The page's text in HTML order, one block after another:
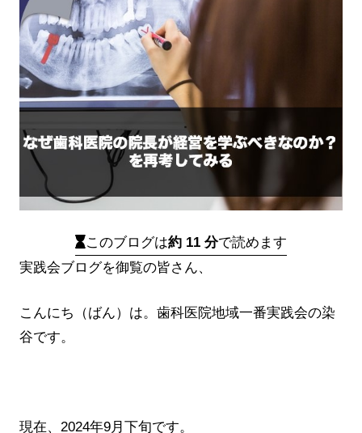
このブログは約 11 分で読めます
実践会ブログを御覧の皆さん、
こんにち（ばん）は。歯科医院地域一番実践会の染
谷です。
現在、2024年9月下旬です。